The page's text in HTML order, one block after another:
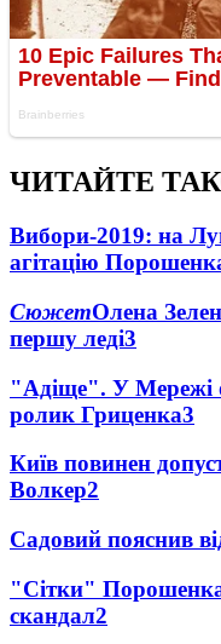
ЧИТАЙТЕ
Вибори-2019: на
агітацію
СюжетОлена
першу леді3
"Адіще". У Мережі
ролик Гриценка3
Київ повинен
Волкер2
Садовий пояснив
"Сітки"
скандал2